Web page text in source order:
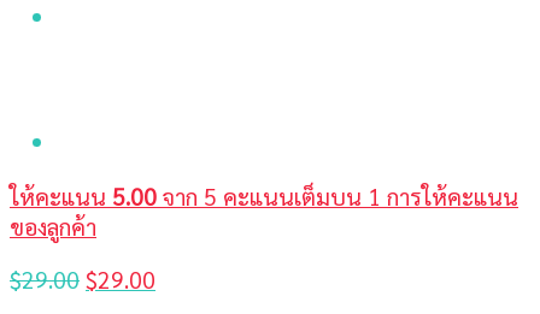
ให้คะแนน 5.00 จาก 5 คะแนนเต็มบน 1 การให้คะแนน
ของลูกค้า
$29.00 Original
$29.00